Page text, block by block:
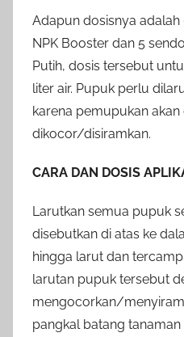
Adapun dosisnya
NPK Booster dan 5
Putih, dosis tersebut
liter air. Pupuk perlu
karena pemupukan
dikocor/disiramkan.
CARA DAN DOSIS
Larutkan semua pupuk
disebutkan di atas ke
hingga larut dan
larutan pupuk tersebut
mengocorkan/
pangkal batang